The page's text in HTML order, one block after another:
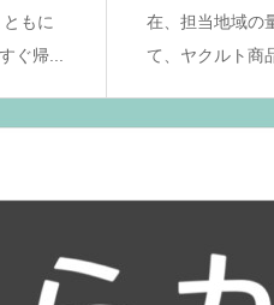
もに
ぐ帰...
在、担当地域の
て、ヤクルト商